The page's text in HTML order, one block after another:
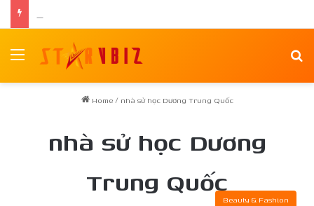
Menu
Home / nhà sử học Dương Trung Quốc
nhà sử học Dương
Trung Quốc
Beauty & Fashion